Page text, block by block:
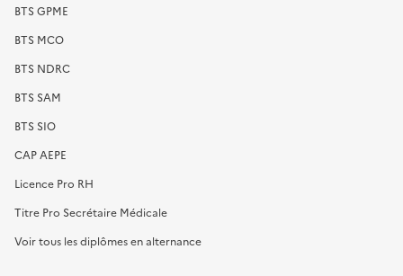
BTS GPME
BTS MCO
BTS NDRC
BTS SAM
BTS SIO
CAP AEPE
Licence Pro RH
Titre Pro Secrétaire Médicale
Voir tous les diplômes en alternance